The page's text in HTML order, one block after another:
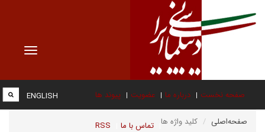
Toggle
صفحه نخست درباره ما عضویت پیوند ها
تماس با ما RSS
ENGLISH
صفحه‌اصلی کلید واژه ها